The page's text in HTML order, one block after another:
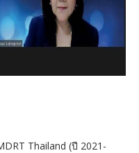
Thailand (ปี 2021-